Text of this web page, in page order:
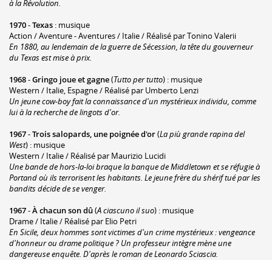
à la Révolution.
1970-Texas : musique
Action / Aventure - Aventures / Italie / Réalisé par Tonino Valerii
En 1880, au lendemain de la guerre de Sécession, la tête du gouverneur
du Texas est mise à prix.
1968-Gringo joue et gagne(Tutto per tutto) : musique
Western / Italie, Espagne / Réalisé par Umberto Lenzi
Un jeune cow-boy fait la connaissance d'un mystérieux individu, comme
lui à la recherche de lingots d'or.
1967-Trois salopards, une poignée d'or(La più grande rapina del
West) : musique
Western / Italie / Réalisé par Maurizio Lucidi
Une bande de hors-la-loi braque la banque de Middletown et se réfugie à
Portand où ils terrorisent les habitants. Le jeune frère du shérif tué par les
bandits décide de se venger.
1967-À chacun son dû(A ciascuno il suo) : musique
Drame / Italie / Réalisé par Elio Petri
En Sicile, deux hommes sont victimes d'un crime mystérieux : vengeance
d'honneur ou drame politique ? Un professeur intègre mène une
dangereuse enquête. D'après le roman de Leonardo Sciascia.